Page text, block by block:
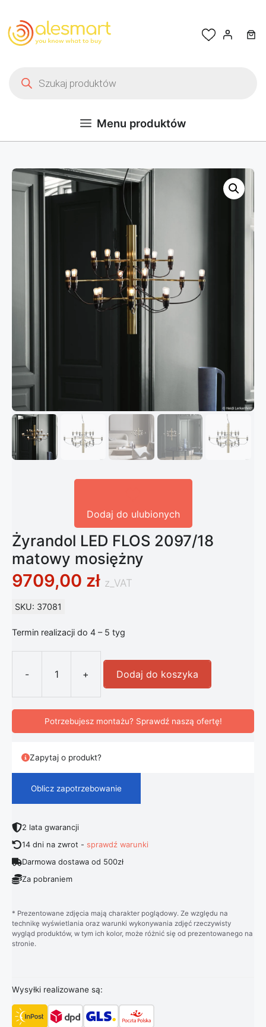
Menu produktów
Dodaj do ulubionych
Żyrandol LED FLOS 2097/18
matowy mosiężny
9709,00 zł z_VAT
SKU: 37081
Termin realizacji do 4 – 5 tyg
-
ilość Żyrandol LED FLOS 2097/18
+ Dodaj do koszyka
Potrzebujesz montażu? Sprawdź naszą ofertę!
Zapytaj o produkt?
Oblicz zapotrzebowanie
2 lata gwarancji
14 dni na zwrot -sprawdź warunki
Darmowa dostawa od 500zł
Za pobraniem
* Prezentowane zdjęcia mają charakter poglądowy. Ze względu na
technikę wyświetlania oraz warunki wykonywania zdjęć rzeczywisty
wygląd produktów, w tym ich kolor, może różnić się od prezentowanego na
stronie.
Wysyłki realizowane są: